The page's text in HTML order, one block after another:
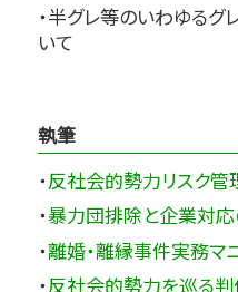
・半グレ等のいわゆる
いて
執筆
・反社会的勢力リスク管
・暴力団排除と企業対応
・離婚・離縁事件実務マ
・反社会的勢力を巡る判